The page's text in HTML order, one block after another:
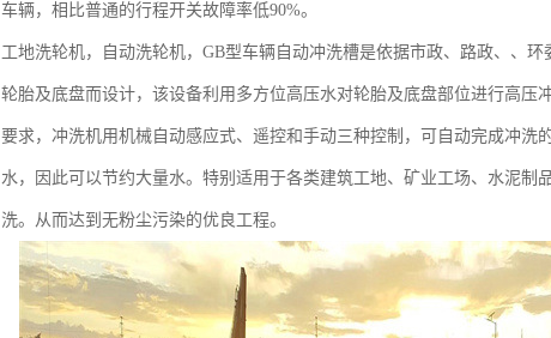
车辆，相比普通的行程开关故障率低90%。
工地洗轮机，自动洗轮机，GB型车辆自动冲洗槽是依据市政、路政、、
轮胎及底盘而设计，该设备利用多方位高压水对轮胎及底盘部位进行高
要求，冲洗机用机械自动感应式、遥控和手动三种控制，可自动完成冲洗
水，因此可以节约大量水。特别适用于各类建筑工地、矿业工场、水泥
洗。从而达到无粉尘污染的优良工程。